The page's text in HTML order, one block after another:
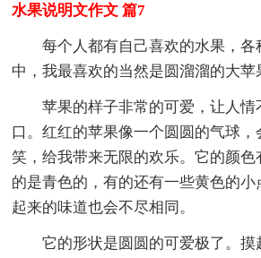
水果说明文作文 篇7
每个人都有自己喜欢的水果，各
中，我最喜欢的当然是圆溜溜的大苹
苹果的样子非常的可爱，让人情
口。红红的苹果像一个圆圆的气球，
笑，给我带来无限的欢乐。它的颜
的是青色的，有的还有一些黄色的
起来的味道也会不尽相同。
它的形状是圆圆的可爱极了。摸